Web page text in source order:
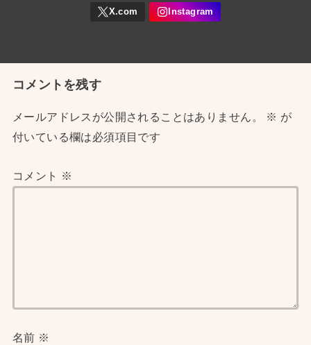
コメントを残す
メールアドレスが公開されることはありません。 ※ が
付いている欄は必須項目です
コメント ※
名前 ※